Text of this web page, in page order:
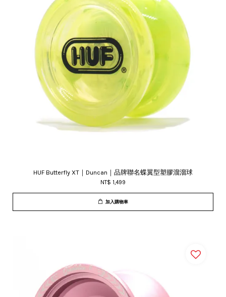
HUF Butterfly XT｜Duncan｜品牌聯名蝶翼型塑膠溜溜球
NT$ 1,499
加入購物車